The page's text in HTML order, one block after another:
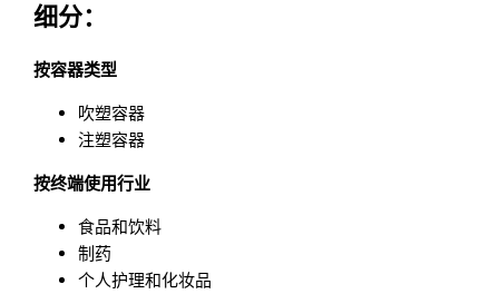
细分：
按容器类型
吹塑容器
注塑容器
按终端使用行业
食品和饮料
制药
个人护理和化妆品